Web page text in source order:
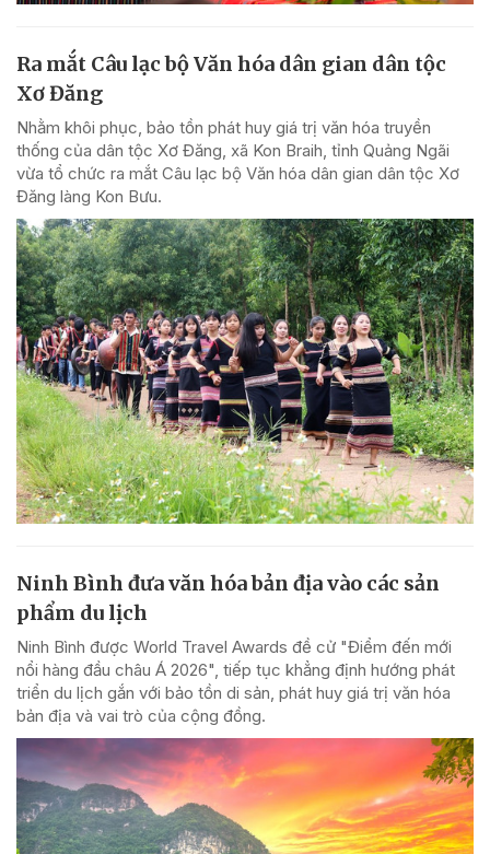
Ra mắt Câu lạc bộ Văn hóa dân gian dân tộc
Xơ Đăng
Nhằm khôi phục, bảo tồn phát huy giá trị văn hóa truyền
thống của dân tộc Xơ Đăng, xã Kon Braih, tỉnh Quảng Ngãi
vừa tổ chức ra mắt Câu lạc bộ Văn hóa dân gian dân tộc Xơ
Đăng làng Kon Bưu.
Ninh Bình đưa văn hóa bản địa vào các sản
phẩm du lịch
Ninh Bình được World Travel Awards đề cử "Điểm đến mới
nổi hàng đầu châu Á 2026", tiếp tục khẳng định hướng phát
triển du lịch gắn với bảo tồn di sản, phát huy giá trị văn hóa
bản địa và vai trò của cộng đồng.